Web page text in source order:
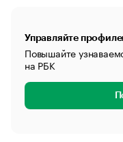
Управляйте
Повышайте
на РБК